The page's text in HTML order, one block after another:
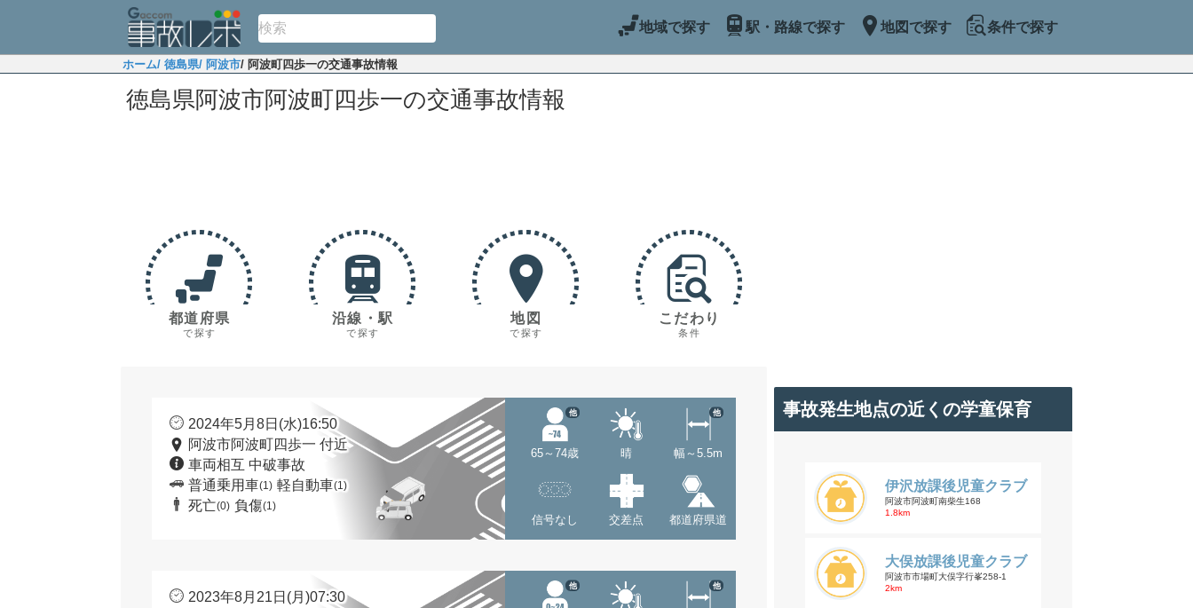
地域で探す 駅・路線で探す 地図で探す 条件で探す
ホーム/ 徳島県/ 阿波市/ 阿波町四歩一の交通事故情報
徳島県阿波市阿波町四歩一の交通事故情報
都道府県
で探す
沿線・駅
で探す
地図
で探す
こだわり
条件
2024年5月8日(水)16:50
阿波市阿波町四歩一 付近
車両相互 中破事故
普通乗用車(1) 軽自動車(1)
死亡(0) 負傷(1)
65～74歳
他
晴 幅～5.5m
他
信号なし 交差点 都道府県道
2023年8月21日(月)07:30
他 他
事故発生地点の近くの学童保育
伊沢放課後児童クラブ
阿波市阿波町南柴生168
1.8km
大俣放課後児童クラブ
阿波市市場町大俣字行峯258-1
2km